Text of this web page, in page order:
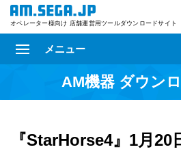
オペレーター様向け 店舗運営用ツールダウンロードサイト
メニュー
AM機器 ダウン
『StarHorse4』1月